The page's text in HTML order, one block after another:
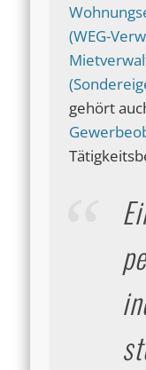
(WEG-
gehört